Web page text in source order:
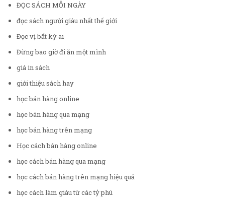
ĐỌC SÁCH MỖI NGÀY
đọc sách người giàu nhất thế giới
Đọc vị bất kỳ ai
Đừng bao giờ đi ăn một mình
giá in sách
giới thiệu sách hay
học bán hàng online
học bán hàng qua mạng
học bán hàng trên mạng
Học cách bán hàng online
học cách bán hàng qua mạng
học cách bán hàng trên mạng hiệu quả
học cách làm giàu từ các tỷ phú